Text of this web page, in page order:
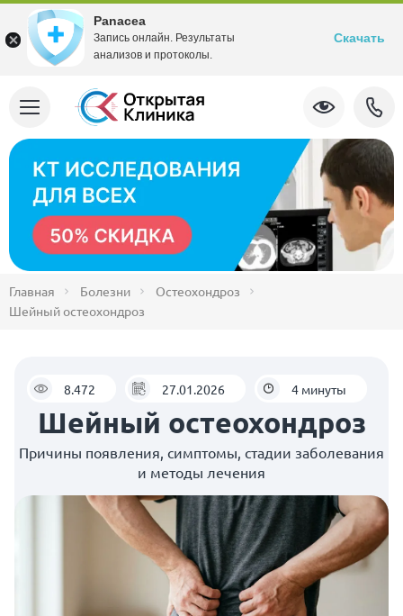
Главная Болезни
Остеохондроз
Шейный остеохондроз
8.472 27.01.2026 4 минуты
Шейный остеохондроз
Причины появления, симптомы, стадии заболевания
и методы лечения
Panacea
Запись онлайн. Результаты
анализов и протоколы.
Скачать